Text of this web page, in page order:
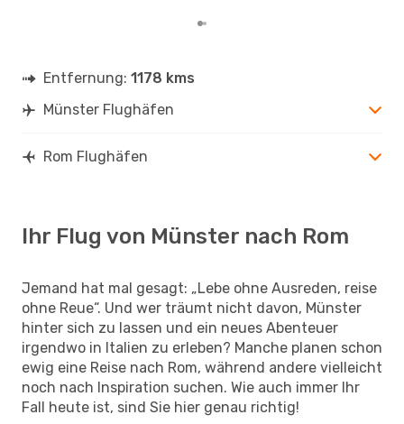
Entfernung: 1178 kms
Münster Flughäfen
Rom Flughäfen
Ihr Flug von Münster nach Rom
Jemand hat mal gesagt: „Lebe ohne Ausreden, reise
ohne Reue“. Und wer träumt nicht davon, Münster
hinter sich zu lassen und ein neues Abenteuer
irgendwo in Italien zu erleben? Manche planen schon
ewig eine Reise nach Rom, während andere vielleicht
noch nach Inspiration suchen. Wie auch immer Ihr
Fall heute ist, sind Sie hier genau richtig!